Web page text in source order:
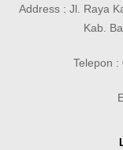
Address : Jl. Raya
Kab.
Telepon :